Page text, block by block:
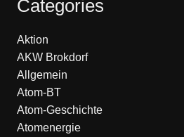
Categories
Aktion
AKW Brokdorf
Allgemein
Atom-BT
Atom-Geschichte
Atomenergie